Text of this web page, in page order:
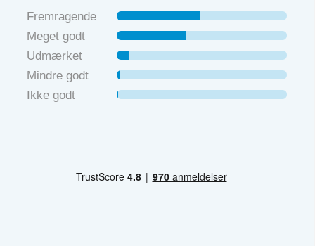
Fremragende
Meget godt
Udmærket
Mindre godt
Ikke godt